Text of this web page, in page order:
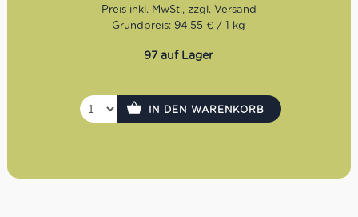
Grundpreis: 94,55 € / 1 kg
97 auf Lager
IN DEN WARENKORB